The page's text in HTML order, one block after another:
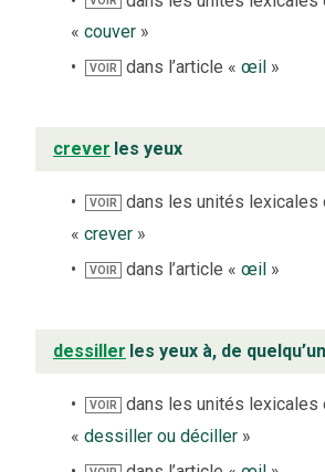
« couver »
VOIR dans l’article «œil »
crever les yeux
VOIR
dans les unités lexicales
« crever »
VOIR dans l’article «œil »
dessiller les yeux à, de quelqu’un
VOIR
dans les unités lexicales
« dessiller ou déciller »